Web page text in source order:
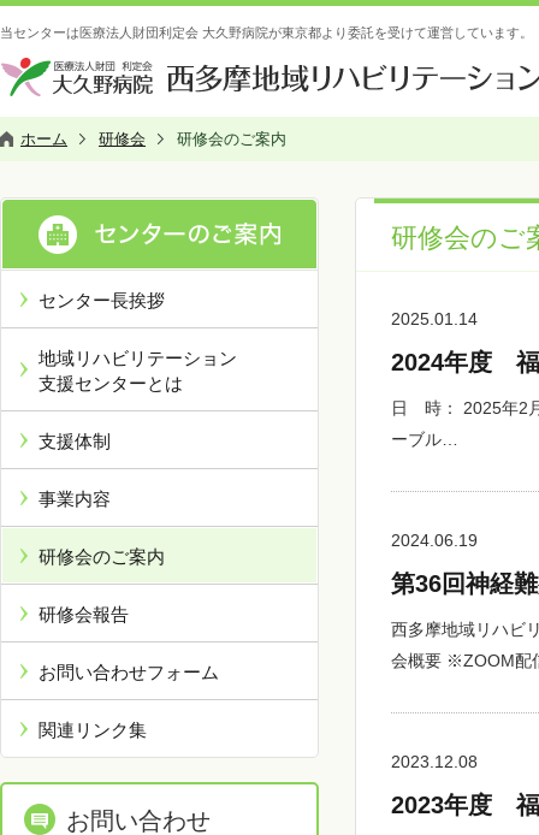
当センターは医療法人財団利定会 大久野病院が東京都より委託を受けて運営しています。
ホーム 研修会 研修会のご案内
研修会のご
2025.01.14
2024年度 福
日 時： 2025年2
ーブル…
2024.06.19
第36回神経
西多摩地域リハビ
会概要 ※ZOOM
2023.12.08
2023年度 福
センター長挨拶
地域リハビリテーション
支援センターとは
支援体制
事業内容
研修会のご案内
研修会報告
お問い合わせフォーム
関連リンク集
お問い合わせ